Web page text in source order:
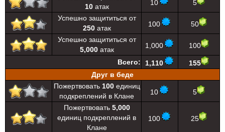
10атак 10
5
Успешно защититься от
250атак 100
50
Успешно защититься от
5,000атак 1,000 100
Всего: 1,110
155
Друг в беде
Пожертвовать 100единиц
подкреплений в Клане
10
5
Пожертвовать 5,000
единиц подкреплений в
Клане
100 25